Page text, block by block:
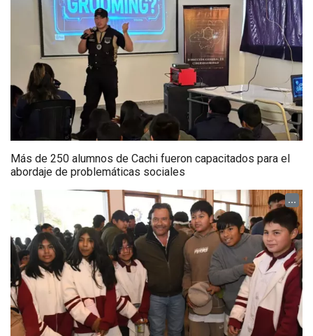
Más de 250 alumnos de Cachi fueron capacitados para el
abordaje de problemáticas sociales
...